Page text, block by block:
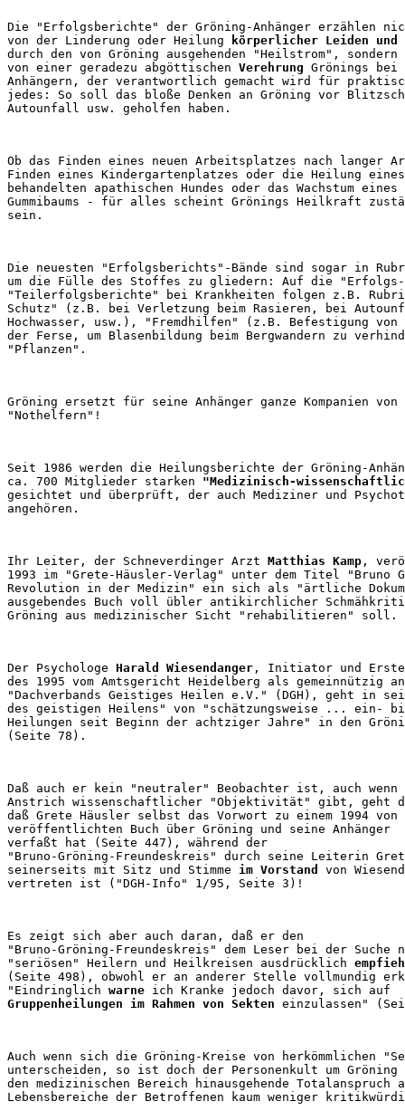
Die "Erfolgsberichte" der Gröning-Anhänger erzählen
von der Linderung oder Heilung
körperlicher Leiden und
durch den von Gröning ausgehenden "Heilstrom",
von einer geradezu abgöttischen Verehrung Grönings
Anhängern, der verantwortlich gemacht wird für
jedes: So soll das bloße Denken an Gröning vor
Ob das Finden eines neuen Arbeitsplatzes nach
Finden eines Kindergartenplatzes oder die Heilung
behandelten apathischen Hundes oder das Wachstum
Gummibaums - für alles scheint Grönings Heilkraft
Die neuesten "Erfolgsberichts"-Bände sind sogar in
um die Fülle des Stoffes zu gliedern: Auf die
"Teilerfolgsberichte" bei Krankheiten folgen z.B.
Schutz" (z.B. bei Verletzung beim Rasieren, bei
Hochwasser, usw.), "Fremdhilfen" (z.B. Befestigung
der Ferse, um Blasenbildung beim Bergwandern zu
Gröning ersetzt für seine Anhänger ganze Kompanien von
Seit 1986 werden die Heilungsberichte der Gröning-
ca. 700 Mitglieder starken "Medizinisch-
gesichtet und überprüft, der auch Mediziner und
Ihr Leiter, der Schneverdinger Arzt Matthias Kamp ,
1993 im "Grete-Häusler-Verlag" unter dem Titel "Bruno
Revolution in der Medizin" ein sich als "ärtliche
ausgebendes Buch voll übler antikirchlicher
Der Psychologe Harald Wiesendanger , Initiator und
des 1995 vom Amtsgericht Heidelberg als gemeinnützig
"Dachverbands Geistiges Heilen e.V." (DGH), geht in
des geistigen Heilens" von "schätzungsweise ... ein-
Heilungen seit Beginn der achtziger Jahre" in den
Daß auch er kein "neutraler" Beobachter ist, auch
Anstrich wissenschaftlicher "Objektivität" gibt, geht
daß Grete Häusler selbst das Vorwort zu einem 1994 von
veröffentlichten Buch über Gröning und seine Anhänger
verfaßt hat (Seite 447), während der
"Bruno-Gröning-Freundeskreis" durch seine Leiterin
seinerseits mit Sitz und Stimme im Vorstand
von
Es zeigt sich aber auch daran, daß er den
"Bruno-Gröning-Freundeskreis" dem Leser bei der Suche
"seriösen" Heilern und Heilkreisen ausdrücklich
(Seite 498), obwohl er an anderer Stelle vollmundig
"Eindringlich warne
Gruppenheilungen im Rahmen von Sekten
Auch wenn sich die Gröning-Kreise von herkömmlichen
unterscheiden, so ist doch der Personenkult um
den medizinischen Bereich hinausgehende